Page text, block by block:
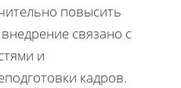
повысить
связано с
и
кадров.